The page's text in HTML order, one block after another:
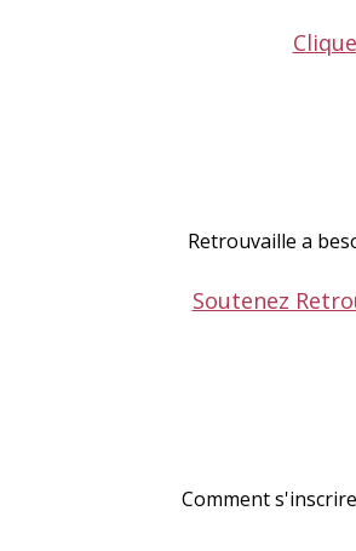
Retrouvaille a
Soutenez
Comment